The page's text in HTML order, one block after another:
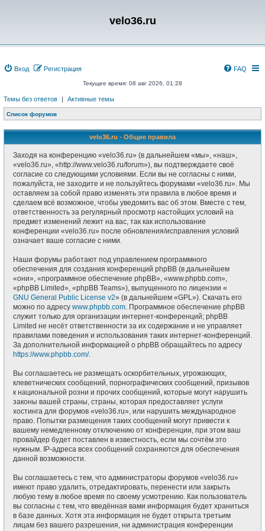
velo36.ru
Вход Регистрация FAQ
Текущее время: 08 авг 2026, 01:28
Темы без ответов | Активные темы
Список форумов
velo36.ru - Общие правила
Заходя на конференцию «velo36.ru» (в дальнейшем «мы», «наш»,
«velo36.ru», «http://www.velo36.ru/forum»), вы подтверждаете своё
согласие со следующими условиями. Если вы не согласны с ними,
пожалуйста, не заходите и не пользуйтесь форумами «velo36.ru». Мы
оставляем за собой право изменять эти правила в любое время и
сделаем всё возможное, чтобы уведомить вас об этом. Вместе с тем,
ответственность за регулярный просмотр настойщих условий на
предмет изменений лежит на вас, так как использование
конференции «velo36.ru» после обновления/исправления условий
означает ваше согласие с ними.
Наши форумы работают под управлением программного
обеспечения для создания конференций phpBB (в дальнейшем
«они», «программное обеспечение phpBB», «www.phpbb.com»,
«phpBB Limited», «phpBB Teams»), выпущенного по лицензии «
GNU General Public License v2» (в дальнейшем «GPL»). Скачать его
можно по адресу www.phpbb.com. Программное обеспечение phpBB
служит только для организации интернет-конференций; phpBB
Limited не несёт ответственности за их содержание и не управляет
правилами поведения и использования таких интернет-конференций.
За дополнительной информацией о phpBB обращайтесь по адресу
https://www.phpbb.com/.
Вы соглашаетесь не размещать оскорбительных, угрожающих,
клеветнических сообщений, порнографических сообщений, призывов
к национальной розни и прочих сообщений, которые могут нарушить
законы вашей страны, страны, которая предоставляет услуги
хостинга для форумов «velo36.ru», или нарушить международное
право. Попытки размещения таких сообщений могут привести к
вашему немедленному отключению от конференции, при этом ваш
провайдер будет поставлен в известность, если мы сочтём это
нужным. IP-адреса всех сообщений сохраняются для обеспечения
данной возможности.
Вы соглашаетесь с тем, что администраторы форумов «velo36.ru»
имеют право удалить, отредактировать, перенести или закрыть
любую тему в любое время по своему усмотрению. Как пользователь
вы согласны с тем, что введённая вами информация будет храниться
в базе данных. Хотя эта информация не будет открыта третьим
лицам без вашего разрешения, ни администрация конференции